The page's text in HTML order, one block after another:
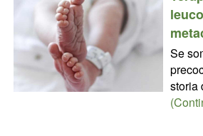
Se
storia